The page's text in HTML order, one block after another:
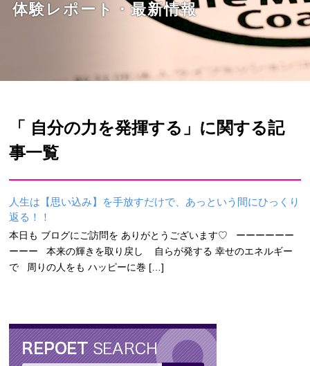
体験レポート・最新情報
「 自分の力を発揮する」に関する記
事一覧
人生は【思い込み】を手放すだけで、あっという間にひっくり
返る！！
本日も ブログにご訪問を ありがとうございます♡ ーーーーーー
ーーー 本来の輝きを取り戻し 自らが発する 幸せのエネルギー
で 周りの人をも ハッピーに巻 […]